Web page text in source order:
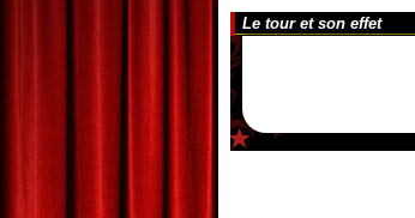
Le tour et son effet